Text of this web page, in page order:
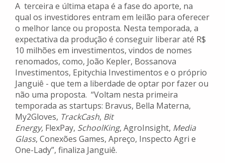
A terceira e última etapa é a fase do aporte, na
qual os investidores entram em leilão para oferecer
o melhor lance ou proposta. Nesta temporada, a
expectativa da produção é conseguir liberar até R$
10 milhões em investimentos, vindos de nomes
renomados, como, João Kepler, Bossanova
Investimentos, Epitychia Investimentos e o próprio
Janguiê - que tem a liberdade de optar por fazer ou
não uma proposta. “Voltam nesta primeira
temporada as startups: Bravus, Bella Materna,
My2Gloves, TrackCash, Bit
Energy, FlexPay, SchoolKing, AgroInsight, Media
Glass, Conexões Games, Apreço, Inspecto Agri e
One-Lady”, finaliza Janguiê.